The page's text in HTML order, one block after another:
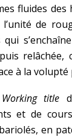
fluides
l’unité de
qui
relâchée,
à la
Working title
et de
en